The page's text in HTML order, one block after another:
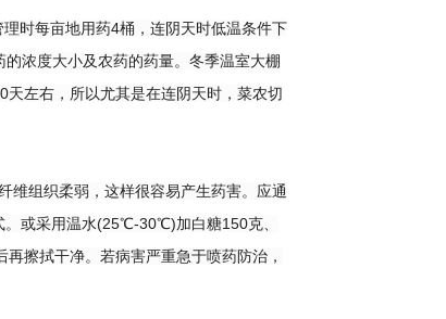
时每亩地用药4桶，连阴天时低温条件下
浓度大小及农药的药量。冬季温室大棚
左右，所以尤其是在连阴天时，菜农切
组织柔弱，这样很容易产生药害。应通
。或采用温水(25℃-30℃)加白糖150克、
擦拭干净。若病害严重急于喷药防治，